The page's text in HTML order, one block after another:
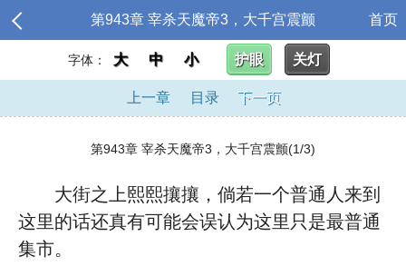
第943章 宰杀天魔帝3，大千宫震颤 首页
字体： 大 中 小 护眼 关灯
上一章 目录 下一页
第943章 宰杀天魔帝3，大千宫震颤(1/3)
大街之上熙熙攘攘，倘若一个普通人来到
这里的话还真有可能会误认为这里只是最普通
集市。